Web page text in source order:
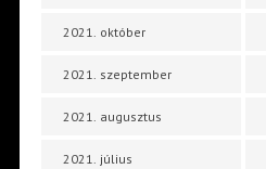
2021. október
2021. szeptember
2021. augusztus
2021. július